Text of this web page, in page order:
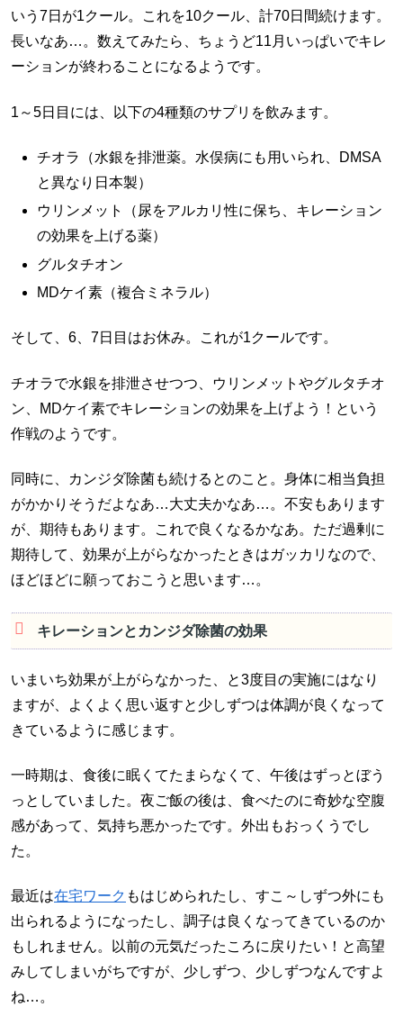
いう7日が1クール。これを10クール、計70日間続けます。
長いなあ…。数えてみたら、ちょうど11月いっぱいでキレ
ーションが終わることになるようです。
1～5日目には、以下の4種類のサプリを飲みます。
チオラ（水銀を排泄薬。水俣病にも用いられ、DMSA
と異なり日本製）
ウリンメット（尿をアルカリ性に保ち、キレーション
の効果を上げる薬）
グルタチオン
MDケイ素（複合ミネラル）
そして、6、7日目はお休み。これが1クールです。
チオラで水銀を排泄させつつ、ウリンメットやグルタチオ
ン、MDケイ素でキレーションの効果を上げよう！という
作戦のようです。
同時に、カンジダ除菌も続けるとのこと。身体に相当負担
がかかりそうだよなあ…大丈夫かなあ…。不安もあります
が、期待もあります。これで良くなるかなあ。ただ過剰に
期待して、効果が上がらなかったときはガッカリなので、
ほどほどに願っておこうと思います…。
キレーションとカンジダ除菌の効果
いまいち効果が上がらなかった、と3度目の実施にはなり
ますが、よくよく思い返すと少しずつは体調が良くなって
きているように感じます。
一時期は、食後に眠くてたまらなくて、午後はずっとぼう
っとしていました。夜ご飯の後は、食べたのに奇妙な空腹
感があって、気持ち悪かったです。外出もおっくうでし
た。
最近は在宅ワーク もはじめられたし、すこ～しずつ外にも
出られるようになったし、調子は良くなってきているのか
もしれません。以前の元気だったころに戻りたい！と高望
みしてしまいがちですが、少しずつ、少しずつなんですよ
ね…。